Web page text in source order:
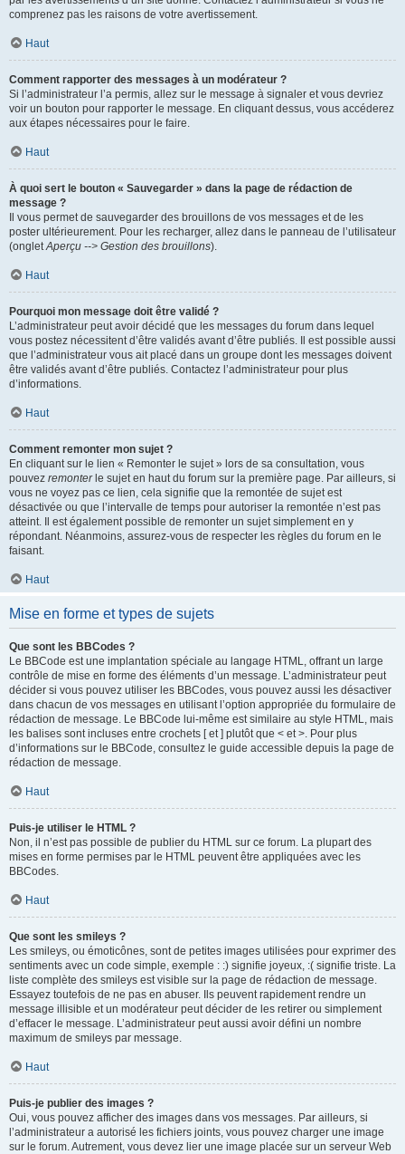
comprenez pas les raisons de votre avertissement.
Haut
Comment rapporter des messages à un modérateur ?
Si l’administrateur l’a permis, allez sur le message à signaler et vous devriez
voir un bouton pour rapporter le message. En cliquant dessus, vous accéderez
aux étapes nécessaires pour le faire.
Haut
À quoi sert le bouton « Sauvegarder » dans la page de rédaction de
message ?
Il vous permet de sauvegarder des brouillons de vos messages et de les
poster ultérieurement. Pour les recharger, allez dans le panneau de l’utilisateur
(ongletAperçu --> Gestion des brouillons).
Haut
Pourquoi mon message doit être validé ?
L’administrateur peut avoir décidé que les messages du forum dans lequel
vous postez nécessitent d’être validés avant d’être publiés. Il est possible aussi
que l’administrateur vous ait placé dans un groupe dont les messages doivent
être validés avant d’être publiés. Contactez l’administrateur pour plus
d’informations.
Haut
Comment remonter mon sujet ?
En cliquant sur le lien « Remonter le sujet » lors de sa consultation, vous
pouvez remonterle sujet en haut du forum sur la première page. Par ailleurs, si
vous ne voyez pas ce lien, cela signifie que la remontée de sujet est
désactivée ou que l’intervalle de temps pour autoriser la remontée n’est pas
atteint. Il est également possible de remonter un sujet simplement en y
répondant. Néanmoins, assurez-vous de respecter les règles du forum en le
faisant.
Haut
Mise en forme et types de sujets
Que sont les BBCodes ?
Le BBCode est une implantation spéciale au langage HTML, offrant un large
contrôle de mise en forme des éléments d’un message. L’administrateur peut
décider si vous pouvez utiliser les BBCodes, vous pouvez aussi les désactiver
dans chacun de vos messages en utilisant l’option appropriée du formulaire de
rédaction de message. Le BBCode lui-même est similaire au style HTML, mais
les balises sont incluses entre crochets [ et ] plutôt que < et >. Pour plus
d’informations sur le BBCode, consultez le guide accessible depuis la page de
rédaction de message.
Haut
Puis-je utiliser le HTML ?
Non, il n’est pas possible de publier du HTML sur ce forum. La plupart des
mises en forme permises par le HTML peuvent être appliquées avec les
BBCodes.
Haut
Que sont les smileys ?
Les smileys, ou émoticônes, sont de petites images utilisées pour exprimer des
sentiments avec un code simple, exemple : :) signifie joyeux, :( signifie triste. La
liste complète des smileys est visible sur la page de rédaction de message.
Essayez toutefois de ne pas en abuser. Ils peuvent rapidement rendre un
message illisible et un modérateur peut décider de les retirer ou simplement
d’effacer le message. L’administrateur peut aussi avoir défini un nombre
maximum de smileys par message.
Haut
Puis-je publier des images ?
Oui, vous pouvez afficher des images dans vos messages. Par ailleurs, si
l’administrateur a autorisé les fichiers joints, vous pouvez charger une image
sur le forum. Autrement, vous devez lier une image placée sur un serveur Web